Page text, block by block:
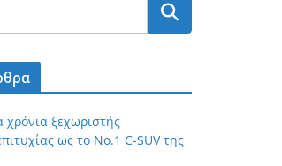
χρόνια ξεχωριστής
ως το Νο.1 C-SUV της